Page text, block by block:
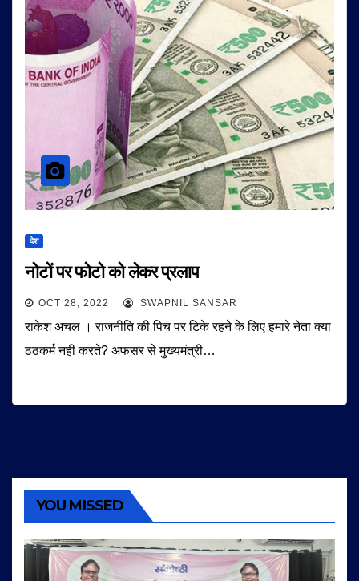
देश
नोटों पर फोटो को लेकर प्रलाप
OCT 28, 2022 SWAPNIL SANSAR
राकेश अचल । राजनीति की पिच पर टिके रहने के लिए हमारे नेता क्या
ठठकर्म नहीं करते? अफसर से मुख्यमंत्री…
YOU MISSED